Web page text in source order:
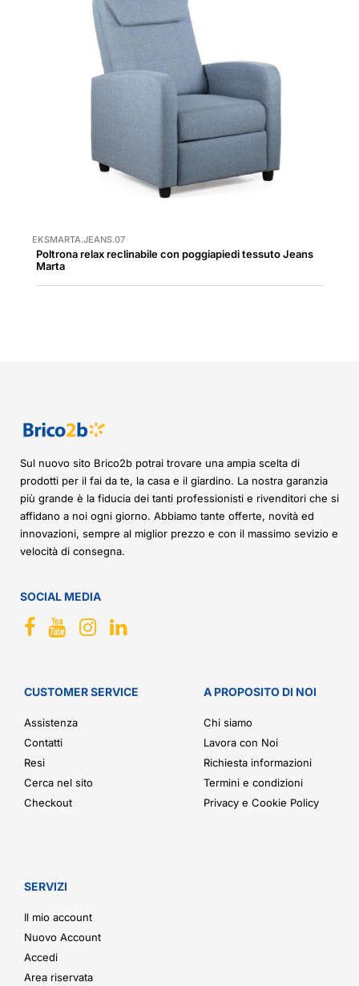
EKSMARTA.JEANS.07
Poltrona relax reclinabile con poggiapiedi tessuto Jeans
Marta
Sul nuovo sito Brico2b potrai trovare una ampia scelta di
prodotti per il fai da te, la casa e il giardino. La nostra garanzia
più grande è la fiducia dei tanti professionisti e rivenditori che si
affidano a noi ogni giorno. Abbiamo tante offerte, novità ed
innovazioni, sempre al miglior prezzo e con il massimo sevizio e
velocità di consegna.
SOCIAL MEDIA
CUSTOMER SERVICE
Assistenza
Contatti
Resi
Cerca nel sito
Checkout
A PROPOSITO DI NOI
Chi siamo
Lavora con Noi
Richiesta informazioni
Termini e condizioni
Privacy e Cookie Policy
SERVIZI
Il mio account
Nuovo Account
Accedi
Area riservata